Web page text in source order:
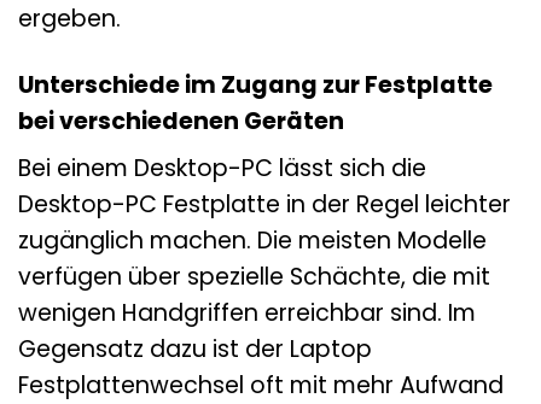
ergeben.
Unterschiede im Zugang zur Festplatte
bei verschiedenen Geräten
Bei einem Desktop-PC lässt sich die
Desktop-PC Festplatte in der Regel leichter
zugänglich machen. Die meisten Modelle
verfügen über spezielle Schächte, die mit
wenigen Handgriffen erreichbar sind. Im
Gegensatz dazu ist der Laptop
Festplattenwechsel oft mit mehr Aufwand